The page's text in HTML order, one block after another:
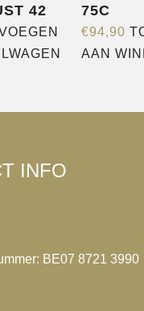
42
75C
€94,90
AAN
INFO
BE07 8721 3990